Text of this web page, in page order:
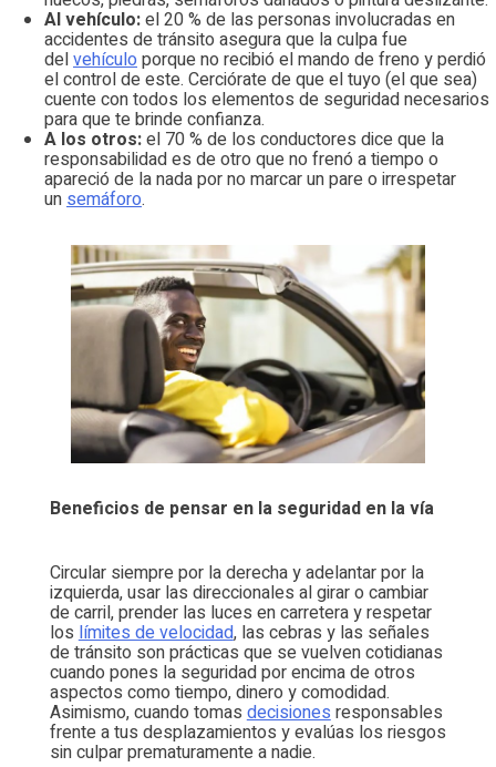
Al vehículo:el 20 % de las personas involucradas en
accidentes de tránsito asegura que la culpa fue
delvehículoporque no recibió el mando de freno y perdió
el control de este. Cerciórate de que el tuyo (el que sea)
cuente con todos los elementos de seguridad necesarios
para que te brinde confianza.
A los otros:el 70 % de los conductores dice que la
responsabilidad es de otro que no frenó a tiempo o
apareció de la nada por no marcar un pare o irrespetar
unsemáforo.
Beneficios de pensar en la seguridad en la vía
Circular siempre por la derecha y adelantar por la
izquierda, usar las direccionales al girar o cambiar
de carril, prender las luces en carretera y respetar
los límites de velocidad, las cebras y las señales
de tránsito son prácticas que se vuelven cotidianas
cuando pones la seguridad por encima de otros
aspectos como tiempo, dinero y comodidad.
Asimismo, cuando tomas decisiones responsables
frente a tus desplazamientos y evalúas los riesgos
sin culpar prematuramente a nadie.